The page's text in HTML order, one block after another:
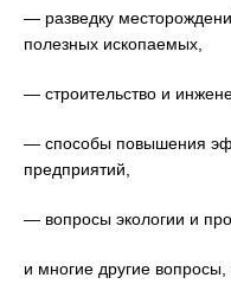
— разведку
полезных ископаемых,
— строительство и
— способы повышения
предприятий,
— вопросы экологии и
и многие другие